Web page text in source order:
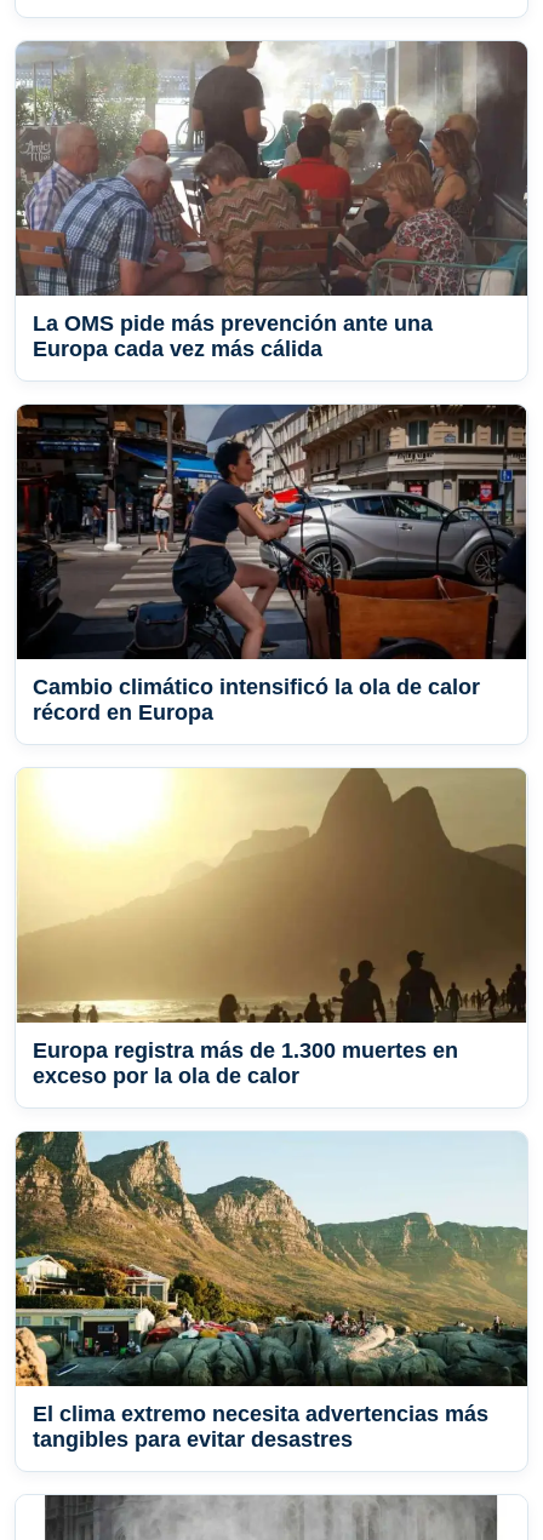
La OMS pide más prevención ante una
Europa cada vez más cálida
Cambio climático intensificó la ola de calor
récord en Europa
Europa registra más de 1.300 muertes en
exceso por la ola de calor
El clima extremo necesita advertencias más
tangibles para evitar desastres